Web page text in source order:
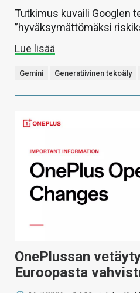
Tutkimus kuvaili Googlen
”hyväksymättömäksi
Lue lisää
Gemini Generatiivinen tekoäly
OnePlussan
Euroopasta